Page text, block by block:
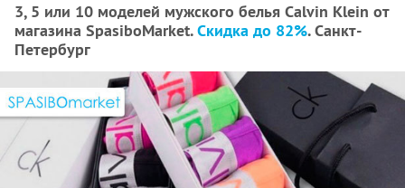
3, 5 или 10 моделей мужского белья Calvin Klein от
магазина SpasiboMarket.Скидка до 82%. Санкт-
Петербург